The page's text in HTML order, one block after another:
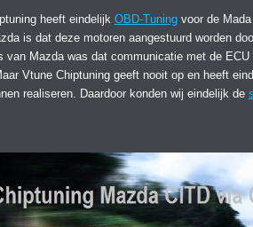
heeft eindelijk OBD-Tuningvoor de Mada
is dat deze motoren aangestuurd worden
van Mazda was dat communicatie met de ECU
Vtune Chiptuning geeft nooit op en heeft
realiseren. Daardoor konden wij eindelijk de